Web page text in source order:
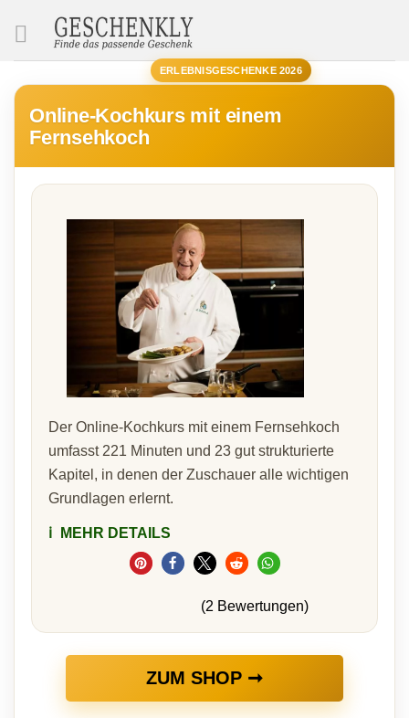
ERLEBNISGESCHENKE 2026
Online-Kochkurs mit einem
Fernsehkoch
Der Online-Kochkurs mit einem Fernsehkoch
umfasst 221 Minuten und 23 gut strukturierte
Kapitel, in denen der Zuschauer alle wichtigen
Grundlagen erlernt.
ℹ️ MEHR DETAILS
(2 Bewertungen)
ZUM SHOP ➞